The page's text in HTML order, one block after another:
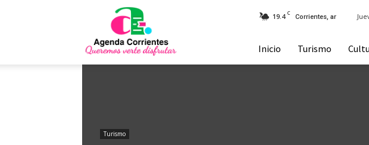
Corrientes
19.4 C
Corrientes, ar
Inicio Turismo
Turismo